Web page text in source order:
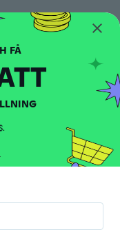
きれいなレンズで
uppladdningar
· 1 uppladdningar
ficou ótimo
PRENUMERERA OCH FÅ